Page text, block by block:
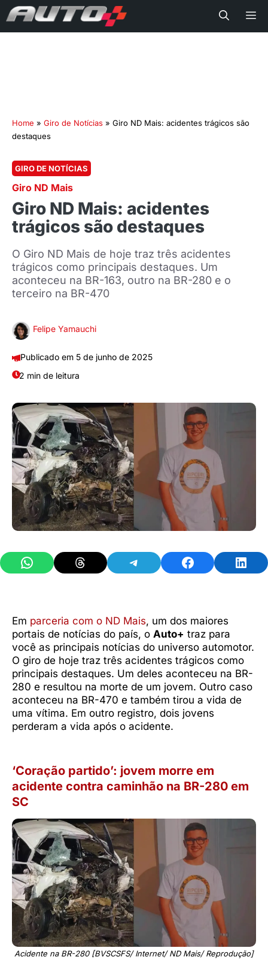
Home » Giro de Notícias » Giro ND Mais: acidentes trágicos são
destaques
GIRO DE NOTÍCIAS
Giro ND Mais
Giro ND Mais: acidentes
trágicos são destaques
O Giro ND Mais de hoje traz três acidentes
trágicos como principais destaques. Um
aconteceu na BR-163, outro na BR-280 e o
terceiro na BR-470
Felipe Yamauchi
5 de junho de 2025
2 min de leitura
Share on WhatsAppShare on ThreadsShare on TelegramShare on Facebook
Em parceria com o ND Mais, um dos maiores
portais de notícias do país, o Auto+ traz para
você as principais notícias do universo automotor.
O giro de hoje traz três acidentes trágicos como
principais destaques. Um deles aconteceu na BR-
280 e resultou na morte de um jovem. Outro caso
aconteceu na BR-470 e também tirou a vida de
uma vítima. Em outro registro, dois jovens
perderam a vida após o acidente.
‘Coração partido’: jovem morre em
acidente contra caminhão na BR-280 em
SC
Acidente na BR-280 [BVSCSFS/ Internet/ ND Mais/ Reprodução]